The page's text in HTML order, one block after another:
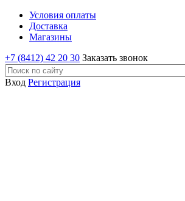
Условия оплаты
Доставка
Магазины
+7 (8412) 42 20 30 Заказать звонок
Вход Регистрация